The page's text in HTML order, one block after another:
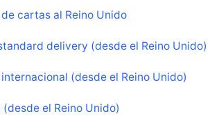
cartas al Reino Unido
delivery (desde el Reino Unido)
(desde el Reino Unido)
el Reino Unido)